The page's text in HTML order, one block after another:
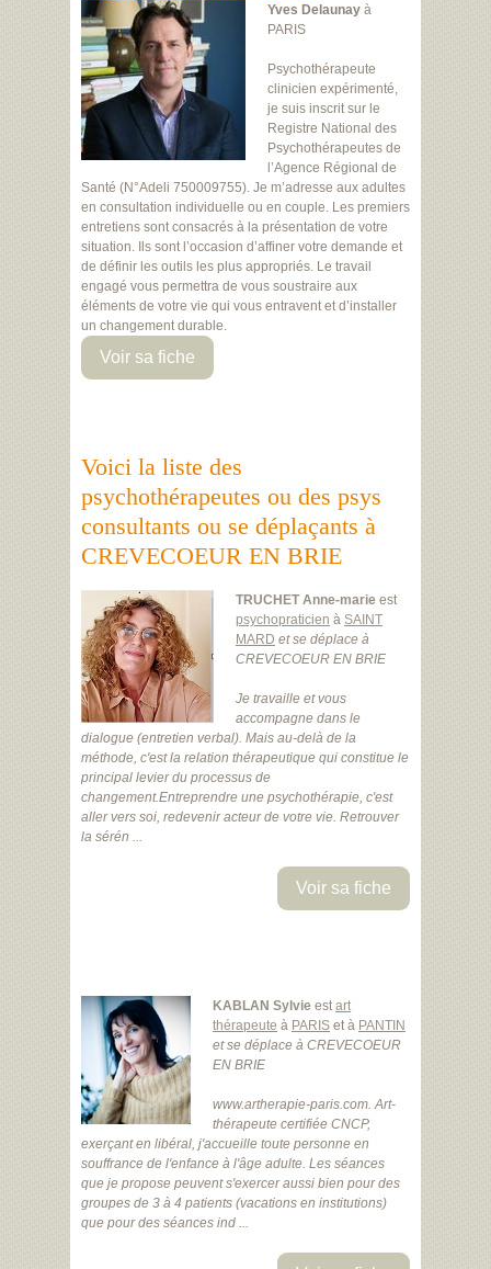
Yves Delaunay à
PARIS
Psychothérapeute
clinicien expérimenté,
je suis inscrit sur le
Registre National des
Psychothérapeutes de
l’Agence Régional de
Santé (N°Adeli 750009755). Je m’adresse aux adultes
en consultation individuelle ou en couple. Les premiers
entretiens sont consacrés à la présentation de votre
situation. Ils sont l’occasion d’affiner votre demande et
de définir les outils les plus appropriés. Le travail
engagé vous permettra de vous soustraire aux
éléments de votre vie qui vous entravent et d’installer
un changement durable.
Voir sa fiche
Voici la liste des
psychothérapeutes ou des psys
consultants ou se déplaçants à
CREVECOEUR EN BRIE
TRUCHET Anne-marie est
psychopraticien à SAINT
MARD et se déplace à
CREVECOEUR EN BRIE
Je travaille et vous
accompagne dans le
dialogue (entretien verbal). Mais au-delà de la
méthode, c'est la relation thérapeutique qui constitue le
principal levier du processus de
changement.Entreprendre une psychothérapie, c'est
aller vers soi, redevenir acteur de votre vie. Retrouver
la sérén ...
Voir sa fiche
KABLAN Sylvie estart
thérapeute à PARIS et à PANTIN
et se déplace à CREVECOEUR
EN BRIE
www.artherapie-paris.com. Art-
thérapeute certifiée CNCP,
exerçant en libéral, j'accueille toute personne en
souffrance de l'enfance à l'âge adulte. Les séances
que je propose peuvent s'exercer aussi bien pour des
groupes de 3 à 4 patients (vacations en institutions)
que pour des séances ind ...